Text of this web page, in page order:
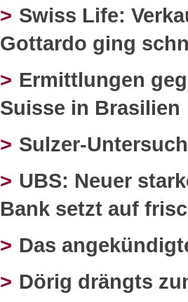
> Swiss Life:
Gottardo ging
> Ermittlungen
Suisse in Brasilien
> Sulzer-
> UBS: Neuer
Bank setzt auf
> Das
> Dörig drängts